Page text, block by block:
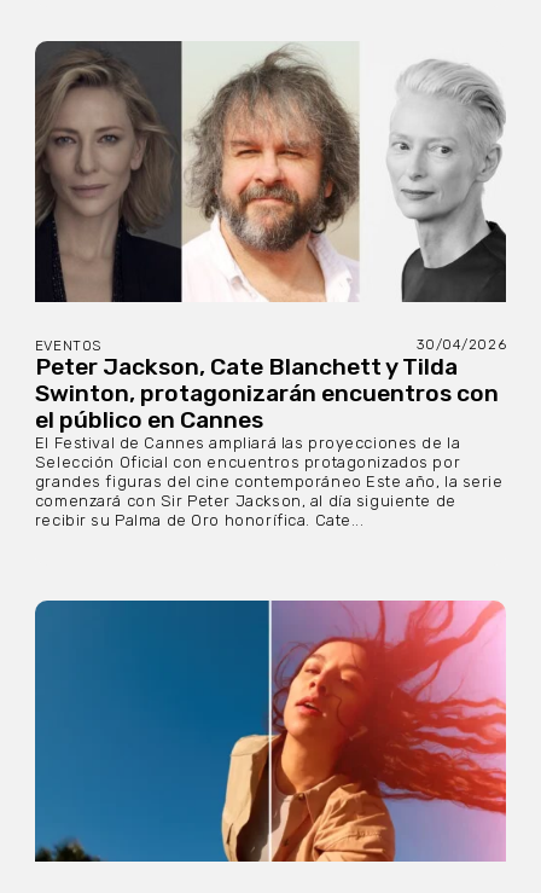
EVENTOS 30/04/2026
Peter Jackson, Cate Blanchett y Tilda
Swinton, protagonizarán encuentros con
el público en Cannes
El Festival de Cannes ampliará las proyecciones de la
Selección Oficial con encuentros protagonizados por
grandes figuras del cine contemporáneo Este año, la serie
comenzará con Sir Peter Jackson, al día siguiente de
recibir su Palma de Oro honorífica. Cate...